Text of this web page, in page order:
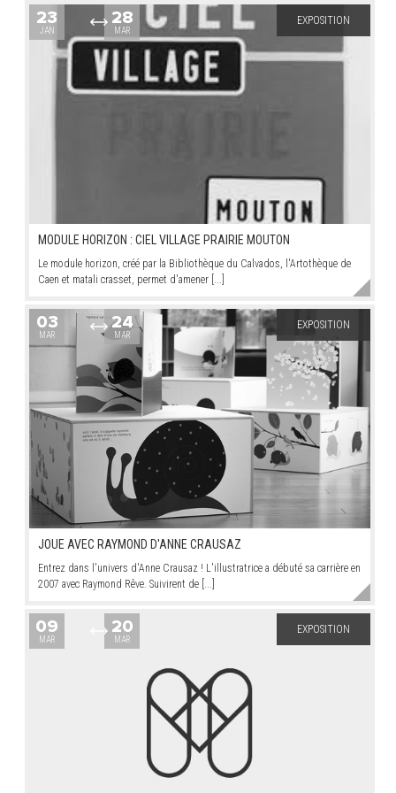
MODULE HORIZON : CIEL VILLAGE PRAIRIE MOUTON
Le module horizon, créé par la Bibliothèque du Calvados, l'Artothèque de
Caen et matali crasset, permet d'amener [...]
23
JAN
28
MAR
EXPOSITION
JOUE AVEC RAYMOND D'ANNE CRAUSAZ
Entrez dans l'univers d'Anne Crausaz ! L'illustratrice a débuté sa carrière en
2007 avec Raymond Rêve. Suivirent de [...]
03
MAR
24
MAR
EXPOSITION
09
MAR
20
MAR
EXPOSITION
ARRÊTÉS MUNICIPAUX
DÉLIBÉRATIONS